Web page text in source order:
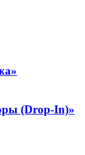
(Drop-In)»